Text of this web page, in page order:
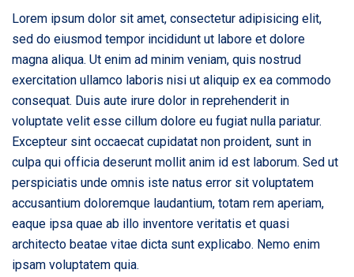
Lorem ipsum dolor sit amet, consectetur adipisicing elit,
sed do eiusmod tempor incididunt ut labore et dolore
magna aliqua. Ut enim ad minim veniam, quis nostrud
exercitation ullamco laboris nisi ut aliquip ex ea commodo
consequat. Duis aute irure dolor in reprehenderit in
voluptate velit esse cillum dolore eu fugiat nulla pariatur.
Excepteur sint occaecat cupidatat non proident, sunt in
culpa qui officia deserunt mollit anim id est laborum. Sed ut
perspiciatis unde omnis iste natus error sit voluptatem
accusantium doloremque laudantium, totam rem aperiam,
eaque ipsa quae ab illo inventore veritatis et quasi
architecto beatae vitae dicta sunt explicabo. Nemo enim
ipsam voluptatem quia.